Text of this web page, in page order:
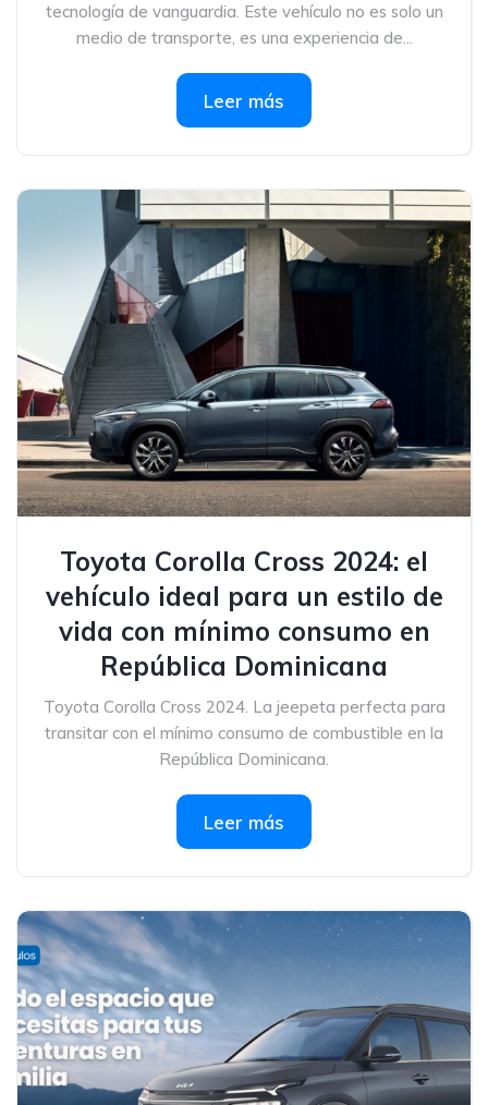
tecnología de vanguardia. Este vehículo no es solo un
medio de transporte, es una experiencia de...
Leer más
Toyota Corolla Cross 2024: el
vehículo ideal para un estilo de
vida con mínimo consumo en
República Dominicana
Toyota Corolla Cross 2024. La jeepeta perfecta para
transitar con el mínimo consumo de combustible en la
República Dominicana.
Leer más